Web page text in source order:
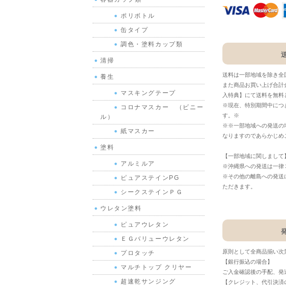
送料は一部地域を除き全
また商品お買い上げ合
入特典】にて送料を無料
※現在、特別期間中につ
す。※
※※一部地域への発送の
なりますのであらかじ
【一部地域に関しまして】
※沖縄県への発送は一律
※その他の離島への発送
ただきます。
原則として全商品揃い次
【銀行振込の場合】
ご入金確認後の手配、発
【クレジット、代引決済
ポリボトル
缶タイプ
調色・塗料カップ類
清掃
養生
マスキングテープ
コロナマスカー （ビニー
ル）
紙マスカー
塗料
アルミルア
ピュアステインPG
シークステインＰＧ
ウレタン塗料
ピュアウレタン
ＥＧバリューウレタン
プロタッチ
マルチトップ クリヤー
超速乾サンジング